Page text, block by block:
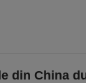
din China